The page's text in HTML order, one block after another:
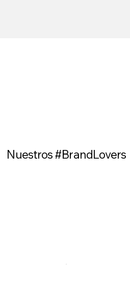
Nuestros #BrandLovers